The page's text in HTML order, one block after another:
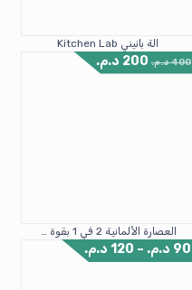
الة بانيني Kitchen Lab
‎العصارة الألمانية 2 في 1 بقوة 4500 واط
400د.م. 200 د.م.
90 د.م. –
120 د.م.